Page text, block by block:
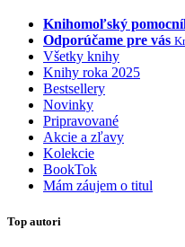
Knihomoľský
Odporúčame pre vás
Všetky knihy
Knihy roka 2025
Bestsellery
Novinky
Pripravované
Akcie a zľavy
Kolekcie
BookTok
Mám záujem o titul
Top autori